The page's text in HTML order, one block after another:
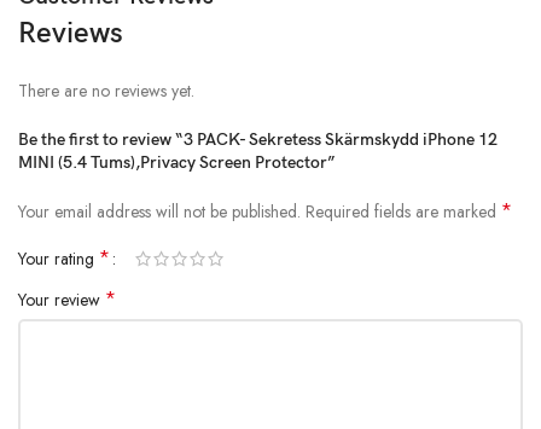
Reviews
There are no reviews yet.
Be the first to review “3 PACK- Sekretess Skärmskydd iPhone 12
MINI (5.4 Tums),Privacy Screen Protector”
Your email address will not be published. Required fields are marked *
Your rating *
Your review *